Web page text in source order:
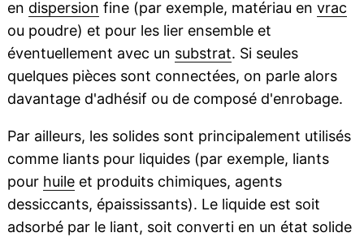
en dispersion fine (par exemple, matériau en vrac
ou poudre) et pour les lier ensemble et
éventuellement avec un substrat. Si seules
quelques pièces sont connectées, on parle alors
davantage d'adhésif ou de composé d'enrobage.
Par ailleurs, les solides sont principalement utilisés
comme liants pour liquides (par exemple, liants
pour huileet produits chimiques, agents
dessiccants, épaississants). Le liquide est soit
adsorbé par le liant, soit converti en un état solide